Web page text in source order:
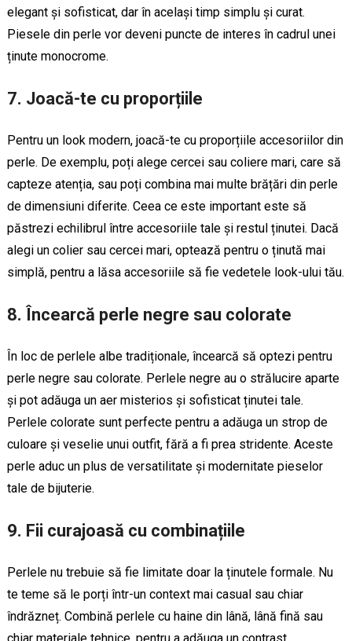
elegant și sofisticat, dar în același timp simplu și curat.
Piesele din perle vor deveni puncte de interes în cadrul unei
ținute monocrome.
7. Joacă-te cu proporțiile
Pentru un look modern, joacă-te cu proporțiile accesoriilor din
perle. De exemplu, poți alege cercei sau coliere mari, care să
capteze atenția, sau poți combina mai multe brățări din perle
de dimensiuni diferite. Ceea ce este important este să
păstrezi echilibrul între accesoriile tale și restul ținutei. Dacă
alegi un colier sau cercei mari, optează pentru o ținută mai
simplă, pentru a lăsa accesoriile să fie vedetele look-ului tău.
8. Încearcă perle negre sau colorate
În loc de perlele albe tradiționale, încearcă să optezi pentru
perle negre sau colorate. Perlele negre au o strălucire aparte
și pot adăuga un aer misterios și sofisticat ținutei tale.
Perlele colorate sunt perfecte pentru a adăuga un strop de
culoare și veselie unui outfit, fără a fi prea stridente. Aceste
perle aduc un plus de versatilitate și modernitate pieselor
tale de bijuterie.
9. Fii curajoasă cu combinațiile
Perlele nu trebuie să fie limitate doar la ținutele formale. Nu
te teme să le porți într-un context mai casual sau chiar
îndrăzneț. Combină perlele cu haine din lână, lână fină sau